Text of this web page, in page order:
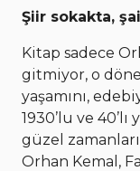
Şiir sokakta,
Kitap sadece
gitmiyor, o
yaşamını,
1930’lu ve
güzel
Orhan Kemal,